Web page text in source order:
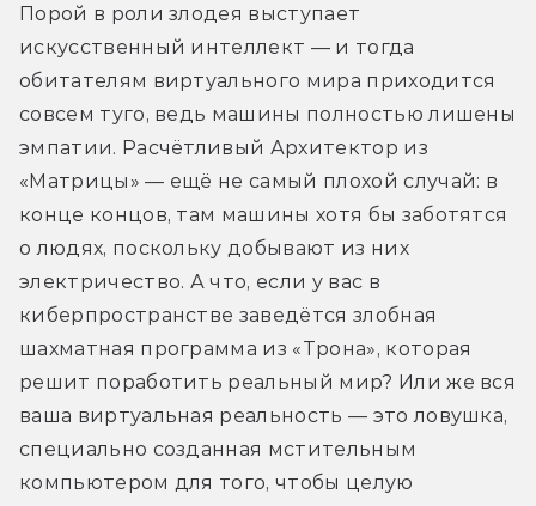
Порой в роли злодея выступает
искусственный интеллект — и тогда
обитателям виртуального мира приходится
совсем туго, ведь машины полностью лишены
эмпатии. Расчётливый Архитектор из
«Матрицы» — ещё не самый плохой случай: в
конце концов, там машины хотя бы заботятся
о людях, поскольку добывают из них
электричество. А что, если у вас в
киберпространстве заведётся злобная
шахматная программа из «Трона», которая
решит поработить реальный мир? Или же вся
ваша виртуальная реальность — это ловушка,
специально созданная мстительным
компьютером для того, чтобы целую